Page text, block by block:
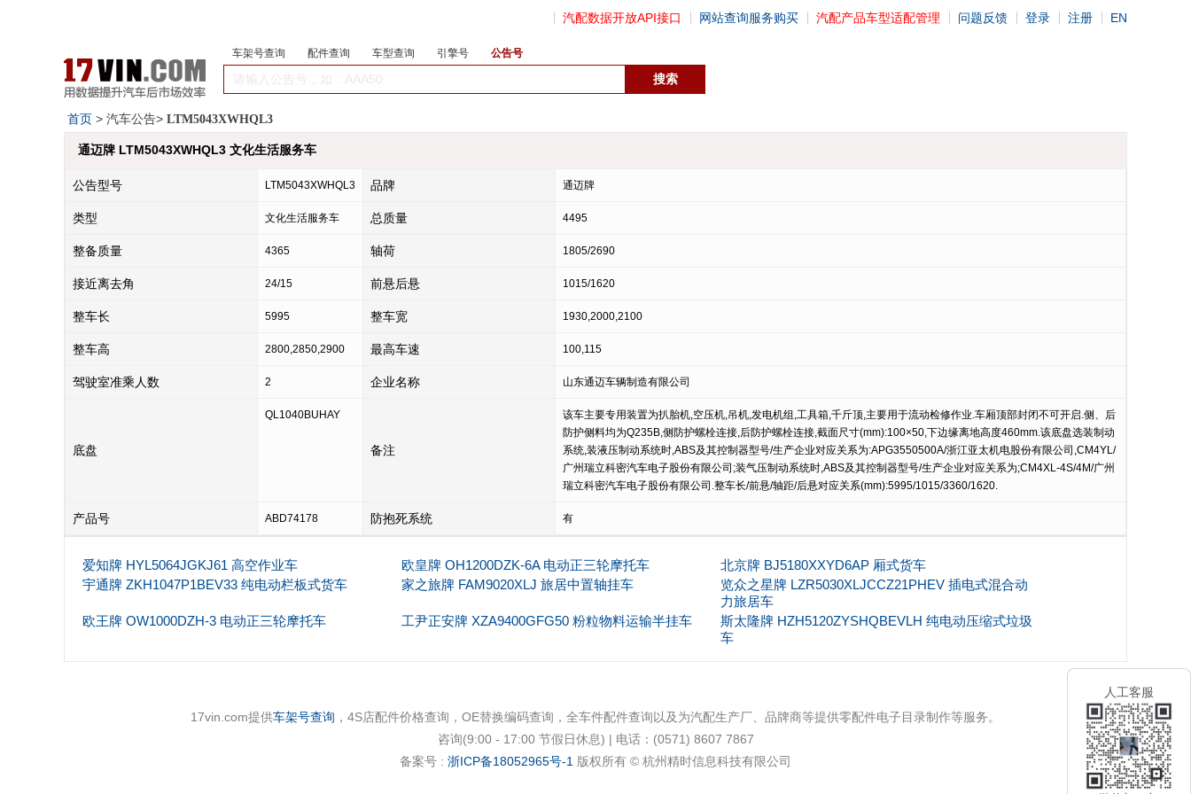
汽配数据开放API接口 网站查询服务购买 汽配产品车型适配管理 问题反馈 登录 注册 EN
车架号查询 配件查询 车型查询 引擎号 公告号
首页 > 汽车公告> LTM5043XWHQL3
通迈牌 LTM5043XWHQL3 文化生活服务车
公告型号 LTM5043XWHQL3 品牌 通迈牌
类型 文化生活服务车 总质量 4495
整备质量 4365 轴荷 1805/2690
接近离去角 24/15 前悬后悬 1015/1620
整车长 5995 整车宽 1930,2000,2100
整车高 2800,2850,2900 最高车速 100,115
驾驶室准乘人数 2 企业名称 山东通迈车辆制造有限公司
底盘
QL1040BUHAY
备注
该车主要专用装置为扒胎机,空压机,吊机,发电机组,工具箱,千斤顶,主要用于流动检修作业.车厢顶部封闭不可开启.侧、后
防护侧料均为Q235B,侧防护螺栓连接,后防护螺栓连接,截面尺寸(mm):100×50,下边缘离地高度460mm.该底盘选装制动
系统,装液压制动系统时,ABS及其控制器型号/生产企业对应关系为:APG3550500A/浙江亚太机电股份有限公司,CM4YL/
广州瑞立科密汽车电子股份有限公司;装气压制动系统时,ABS及其控制器型号/生产企业对应关系为;CM4XL-4S/4M/广州
瑞立科密汽车电子股份有限公司.整车长/前悬/轴距/后悬对应关系(mm):5995/1015/3360/1620.
产品号 ABD74178 防抱死系统 有
爱知牌 HYL5064JGKJ61 高空作业车 欧皇牌 OH1200DZK-6A 电动正三轮摩托车
北京牌 BJ5180XXYD6AP 厢式货车
宇通牌 ZKH1047P1BEV33 纯电动栏板式货车
家之旅牌 FAM9020XLJ 旅居中置轴挂车
览众之星牌 LZR5030XLJCCZ21PHEV 插电式混合动
力旅居车
欧王牌 OW1000DZH-3 电动正三轮摩托车
工尹正安牌 XZA9400GFG50 粉粒物料运输半挂车
斯太隆牌 HZH5120ZYSHQBEVLH 纯电动压缩式垃圾
车
人工客服
17vin.com提供车架号查询 ，4S店配件价格查询，OE替换编码查询，全车件配件查询以及为汽配生产厂、品牌商等提供零配件电子目录制作等服务。
咨询(9:00 - 17:00 节假日休息) | 电话：(0571) 8607 7867
备案号 : 浙ICP备18052965号-1 版权所有 © 杭州精时信息科技有限公司